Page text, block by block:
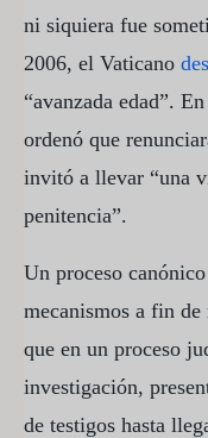
ni siquiera fue
2006, el Vaticano
“avanzada edad”.
ordenó que
invitó a llevar “una
penitencia”.
Un proceso
mecanismos a fin
que en un proceso
investigación,
de testigos hasta